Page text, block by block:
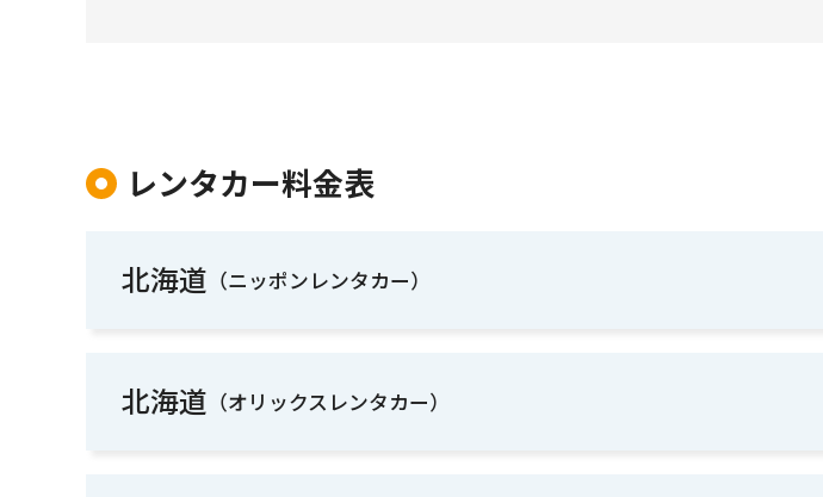
レンタカー料金表
北海道 （ニッポンレンタカー）
北海道 （オリックスレンタカー）